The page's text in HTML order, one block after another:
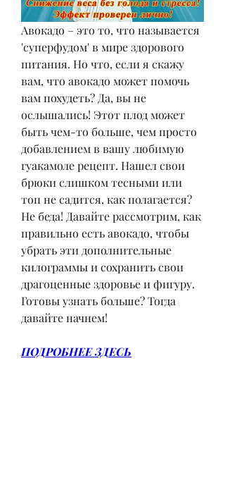
Авокадо – это то, что называется
'суперфудом' в мире здорового
питания. Но что, если я скажу
вам, что авокадо может помочь
вам похудеть? Да, вы не
ослышались! Этот плод может
быть чем-то больше, чем просто
добавлением в вашу любимую
гуакамоле рецепт. Нашел свои
брюки слишком тесными или
топ не садится, как полагается?
Не беда! Давайте рассмотрим, как
правильно есть авокадо, чтобы
убрать эти дополнительные
килограммы и сохранить свои
драгоценные здоровье и фигуру.
Готовы узнать больше? Тогда
давайте начнем!
ПОДРОБНЕЕ ЗДЕСЬ